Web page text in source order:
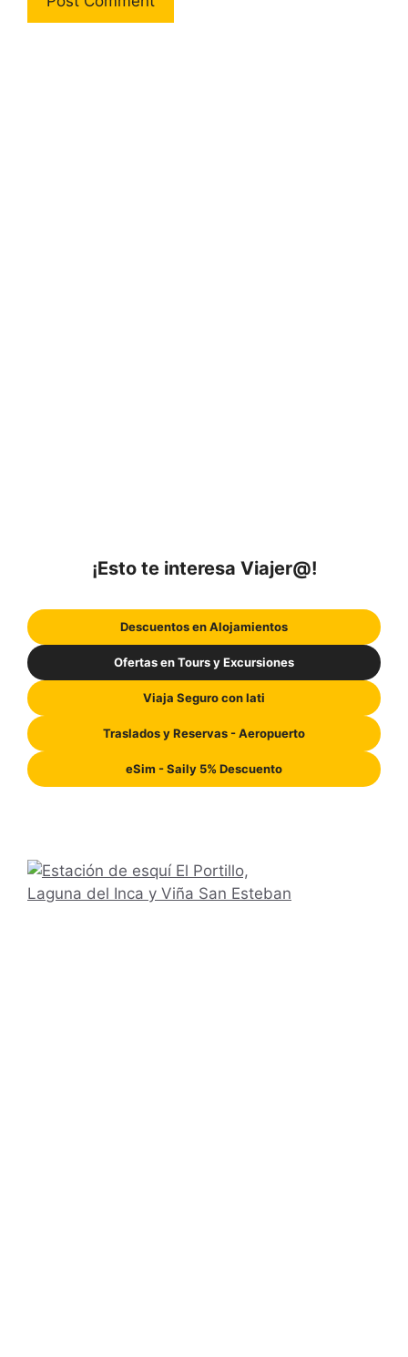
¡Esto te interesa Viajer@!
Descuentos en Alojamientos
Ofertas en Tours y Excursiones
Viaja Seguro con Iati
Traslados y Reservas - Aeropuerto
eSim - Saily 5% Descuento